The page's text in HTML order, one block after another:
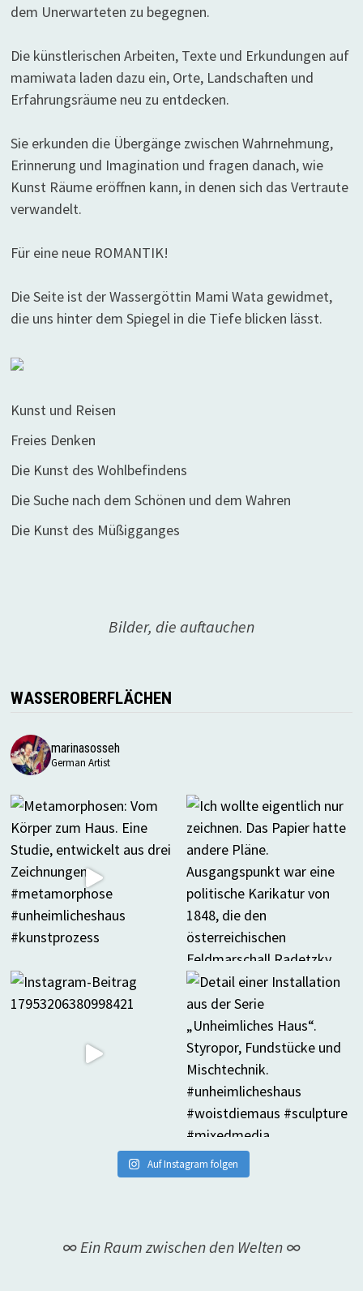
dem Unerwarteten zu begegnen.
Die künstlerischen Arbeiten, Texte und Erkundungen auf
mamiwata laden dazu ein, Orte, Landschaften und
Erfahrungsräume neu zu entdecken.
Sie erkunden die Übergänge zwischen Wahrnehmung,
Erinnerung und Imagination und fragen danach, wie
Kunst Räume eröffnen kann, in denen sich das Vertraute
verwandelt.
Für eine neue ROMANTIK!
Die Seite ist der Wassergöttin Mami Wata gewidmet,
die uns hinter dem Spiegel in die Tiefe blicken lässt.
Kunst und Reisen
Freies Denken
Die Kunst des Wohlbefindens
Die Suche nach dem Schönen und dem Wahren
Die Kunst des Müßigganges
Bilder, die auftauchen
WASSEROBERFLÄCHEN
marinasosseh
German Artist
Auf Instagram folgen
∞ Ein Raum zwischen den Welten ∞